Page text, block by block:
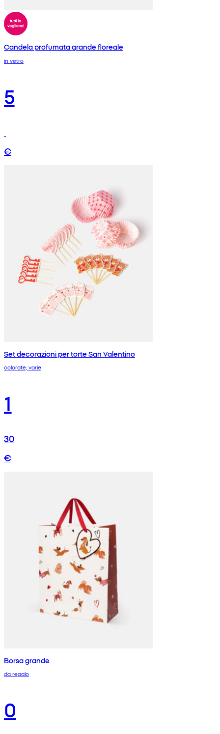
Candela profumata grande floreale
in vetro
5
€
Set decorazioni per torte San Valentino
colorate, varie
1
30
€
Borsa grande
da regalo
0